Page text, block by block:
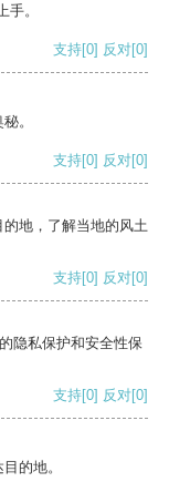
。
支持[0] 反对[0]
。
支持[0] 反对[0]
地，了解当地的风土
支持[0] 反对[0]
隐私保护和安全性保
支持[0] 反对[0]
的地。